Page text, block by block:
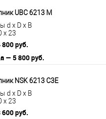
UBC 6213 M
d x D x B
x 23
руб.
— 5 800 руб.
NSK 6213 C3E
d x D x B
x 23
руб.